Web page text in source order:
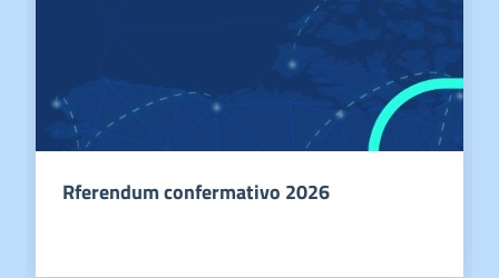
Rferendum confermativo 2026